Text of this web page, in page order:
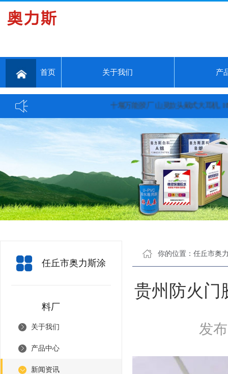
首页 关于我们 产
十堰万能胶厂 山灵款头戴式大耳机,
任丘市奥力斯涂
料厂
关于我们
产品中心
新闻资讯
你的位置： 任丘市奥
贵州防火门
发